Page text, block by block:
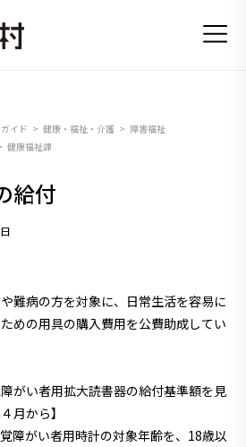
イド 健康・福祉・介護
障害福祉
健康福祉課
給付
難病の方を対象に、日常生活を容易に
めの用具の購入費用を公費助成してい
がい者用拡大読書器の給付基準額を見
月から】
障がい者用時計の対象年齢を、18歳以